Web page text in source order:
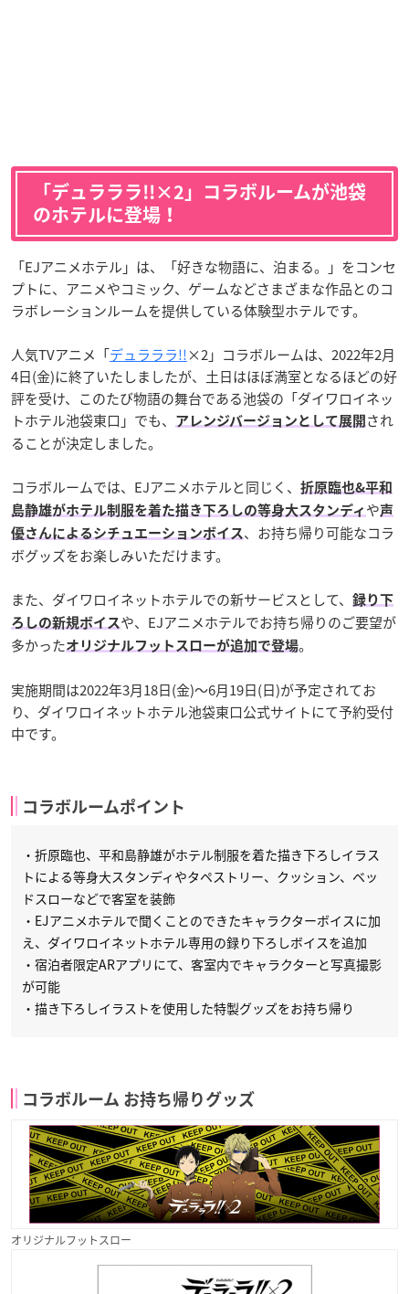
「デュラララ!!×2」コラボルームが池袋
のホテルに登場！
「EJアニメホテル」は、「好きな物語に、泊まる。」をコンセ
プトに、アニメやコミック、ゲームなどさまざまな作品とのコ
ラボレーションルームを提供している体験型ホテルです。
人気TVアニメ「デュラララ!!×2」コラボルームは、2022年2月
4日(金)に終了いたしましたが、土日はほぼ満室となるほどの好
評を受け、このたび物語の舞台である池袋の「ダイワロイネッ
トホテル池袋東口」でも、
アレンジバージョンとして展開 され
ることが決定しました。
コラボルームでは、EJアニメホテルと同じく、
折原臨也&平和
島静雄がホテル制服を着た描き下ろしの等身大スタンディ や声
優さんによるシチュエーションボイス 、お持ち帰り可能なコラ
ボグッズをお楽しみいただけます。
また、ダイワロイネットホテルでの新サービスとして、
録り下
ろしの新規ボイス や、EJアニメホテルでお持ち帰りのご要望が
多かったオリジナルフットスローが追加で登場。
実施期間は2022年3月18日(金)～6月19日(日)が予定されてお
り、ダイワロイネットホテル池袋東口公式サイトにて予約受付
中です。
コラボルームポイント
・折原臨也、平和島静雄がホテル制服を着た描き下ろしイラス
トによる等身大スタンディやタペストリー、クッション、ベッ
ドスローなどで客室を装飾
・EJアニメホテルで聞くことのできたキャラクターボイスに加
え、ダイワロイネットホテル専用の録り下ろしボイスを追加
・宿泊者限定ARアプリにて、客室内でキャラクターと写真撮影
が可能
・描き下ろしイラストを使用した特製グッズをお持ち帰り
コラボルーム お持ち帰りグッズ
オリジナルフットスロー